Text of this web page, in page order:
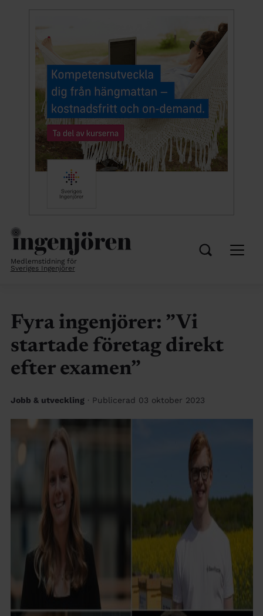
Medlemstidning för
Sveriges Ingenjörer
Fyra ingenjörer: ”Vi
startade företag direkt
efter examen”
Jobb & utveckling · Publicerad 03 oktober 2023